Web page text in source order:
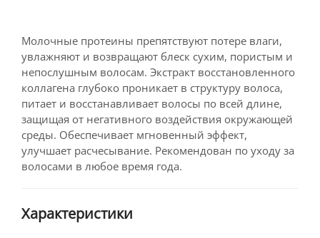
Молочные протеины препятствуют потере влаги,
увлажняют и возвращают блеск сухим, пористым и
непослушным волосам. Экстракт восстановленного
коллагена глубоко проникает в структуру волоса,
питает и восстанавливает волосы по всей длине,
защищая от негативного воздействия окружающей
среды. Обеспечивает мгновенный эффект,
улучшает расчесывание. Рекомендован по уходу за
волосами в любое время года.
Характеристики